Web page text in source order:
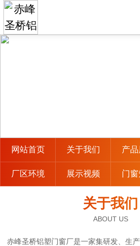
网站首页 关于我们 产
厂区环境 展示视频 门
关于我们
ABOUT US
赤峰圣桥铝塑门窗厂是一家集研发、生